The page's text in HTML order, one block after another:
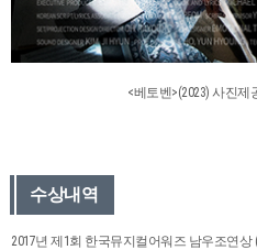
<베토벤>(2023) 사진제
수상내역
2017년 제1회 한국뮤지컬어워즈 남우조연상